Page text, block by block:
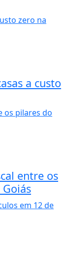
a custo
entre os